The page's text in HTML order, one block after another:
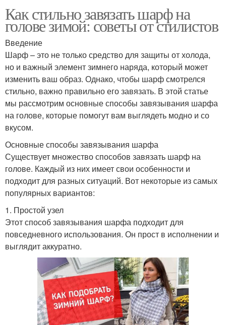
Как стильно завязать шарф на
голове зимой: советы от стилистов
Введение
Шарф – это не только средство для защиты от холода,
но и важный элемент зимнего наряда, который может
изменить ваш образ. Однако, чтобы шарф смотрелся
стильно, важно правильно его завязать. В этой статье
мы рассмотрим основные способы завязывания шарфа
на голове, которые помогут вам выглядеть модно и со
вкусом.
Основные способы завязывания шарфа
Существует множество способов завязать шарф на
голове. Каждый из них имеет свои особенности и
подходит для разных ситуаций. Вот некоторые из самых
популярных вариантов:
1. Простой узел
Этот способ завязывания шарфа подходит для
повседневного использования. Он прост в исполнении и
выглядит аккуратно.